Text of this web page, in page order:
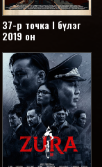
37-р точка I бүлэг
2019 он